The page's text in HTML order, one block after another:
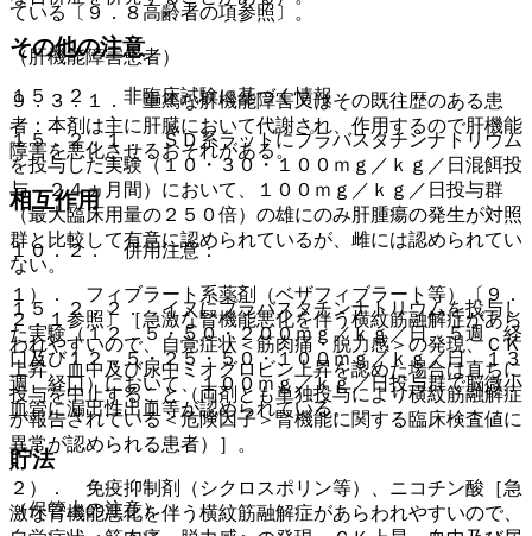
その他の注意
１５．２． 非臨床試験に基づく情報
１５．２．１． ＳＤ系ラットにプラバスタチンナトリウム
を投与した実験（１０・３０・１００ｍｇ／ｋｇ／日混餌投
与 ２４ヵ月間）において、１００ｍｇ／ｋｇ／日投与群
（最大臨床用量の２５０倍）の雄にのみ肝腫瘍の発生が対照
群と比較して有意に認められているが、雌には認められてい
ない。
１５．２．２． イヌにプラバスタチンナトリウムを投与し
た実験（１２．５・５０・２００ｍｇ／ｋｇ／日 ５週 経
口及び１２．５・２５・５０・１００ｍｇ／ｋｇ／日 １３
週 経口）において、１００ｍｇ／ｋｇ／日投与群で脳微小
血管に漏出性出血等が認められている。
貯法
（保管上の注意）
ている〔９．８高齢者の項参照〕。
（肝機能障害患者）
９．３．１． 重篤な肝機能障害又はその既往歴のある患
者：本剤は主に肝臓において代謝され、作用するので肝機能
障害を悪化させるおそれがある。
相互作用
１０．２． 併用注意：
１）． フィブラート系薬剤（ベザフィブラート等）〔９．
２．１参照〕［急激な腎機能悪化を伴う横紋筋融解症があら
われやすいので、自覚症状＜筋肉痛・脱力感＞の発現、ＣＫ
上昇、血中及び尿中ミオグロビン上昇を認めた場合は直ちに
投与を中止すること（両剤とも単独投与により横紋筋融解症
が報告されている＜危険因子＞腎機能に関する臨床検査値に
異常が認められる患者）］。
２）． 免疫抑制剤（シクロスポリン等）、ニコチン酸［急
激な腎機能悪化を伴う横紋筋融解症があらわれやすいので、